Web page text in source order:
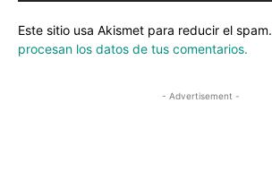
Este sitio usa Akismet para reducir el spam.
procesan los datos de tus comentarios.
- Advertisement -